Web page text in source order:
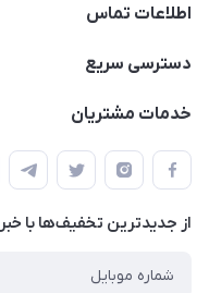
اطلاعات تماس
09120582600
دسترسی سریع
حساب کاربری
لیست محصولات
درباره ما
خدمات مشتریان
قوانین و مقررات
حریم خصوصی
راهنما
از جدید‌ترین تخفیف‌ها با‌